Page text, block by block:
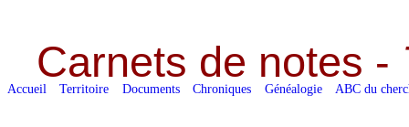
Carnets de notes -
Accueil Territoire Documents Chroniques Généalogie ABC du